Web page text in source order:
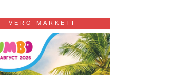
VERO MARKETI